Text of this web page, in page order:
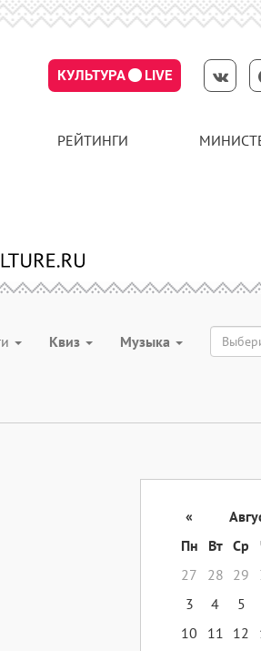
КУЛЬТУРА LIVE
РЕЙТИНГИ
Квиз Музыка
«
Пн
Вт Ср
27
28 29
3
4 5
10
11 12